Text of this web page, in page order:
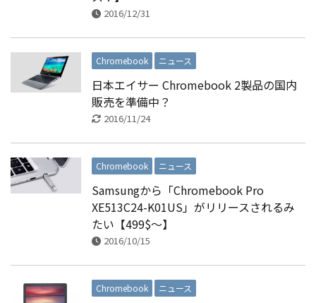
2016/12/31
Chromebook ニュース
日本エイサー Chromebook 2製品の国内
販売を準備中？
2016/11/24
Chromebook ニュース
Samsungから「Chromebook Pro
XE513C24-K01US」がリリースされるみ
たい【499$〜】
2016/10/15
Chromebook ニュース